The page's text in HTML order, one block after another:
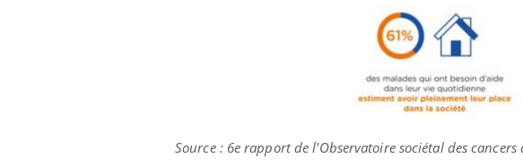
Source : 6e rapport de l'Observatoire sociétal des